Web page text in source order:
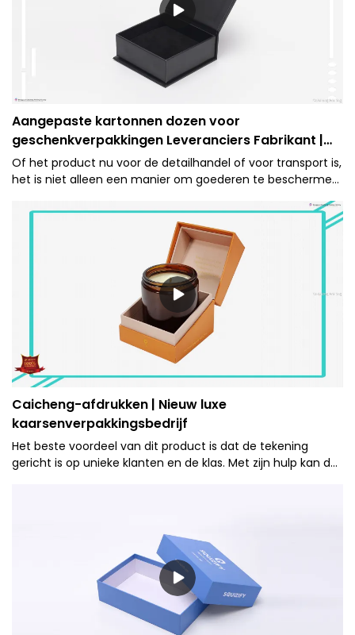
Aangepaste kartonnen dozen voor
geschenkverpakkingen Leveranciers Fabrikant |
Caicheng afdrukken
Of het product nu voor de detailhandel of voor transport is,
het is niet alleen een manier om goederen te beschermen.
Caicheng-afdrukken | Nieuw luxe
kaarsenverpakkingsbedrijf
Het beste voordeel van dit product is dat de tekening
gericht is op unieke klanten en de klas. Met zijn hulp kan de